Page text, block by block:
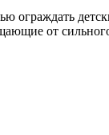
ограждать
от